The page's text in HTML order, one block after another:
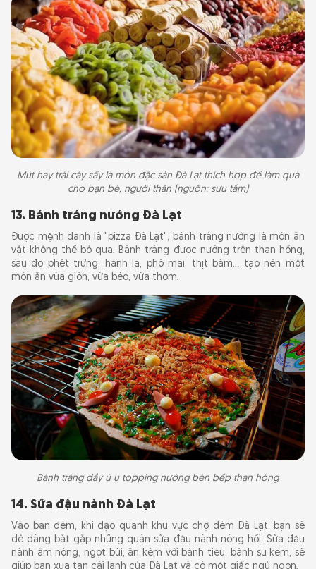
Mứt hay trái cây sấy là món đặc sản Đà Lạt thích hợp để làm quà
cho bạn bè, người thân (nguồn: sưu tầm)
13. Bánh tráng nướng Đà Lạt
Được mệnh danh là "pizza Đà Lạt", bánh tráng nướng là món ăn
vặt không thể bỏ qua. Bánh tráng được nướng trên than hồng,
sau đó phết trứng, hành lá, phô mai, thịt băm... tạo nên một
món ăn vừa giòn, vừa béo, vừa thơm.
Bánh tráng đầy ú ụ topping nướng bên bếp than hồng
14. Sữa đậu nành Đà Lạt
Vào ban đêm, khi dạo quanh khu vực chợ đêm Đà Lạt, bạn sẽ
dễ dàng bắt gặp những quán sữa đậu nành nóng hổi. Sữa đậu
nành ấm nóng, ngọt bùi, ăn kèm với bánh tiêu, bánh su kem, sẽ
giúp bạn xua tan cái lạnh của Đà Lạt và có một giấc ngủ ngon.